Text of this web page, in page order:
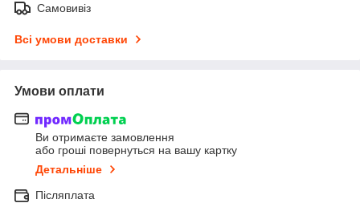
Самовивіз
Всі умови доставки
Умови оплати
Ви отримаєте замовлення
або гроші повернуться на вашу картку
Детальніше
Післяплата